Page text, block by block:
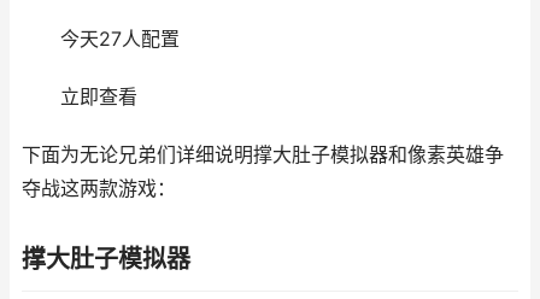
今天27人配置
立即查看
下面为无论兄弟们详细说明撑大肚子模拟器和像素英雄争
夺战这两款游戏：
撑大肚子模拟器